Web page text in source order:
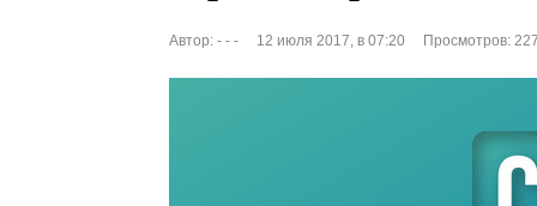
Автор: - - - 12 июля 2017, в 07:20 Просмотров: